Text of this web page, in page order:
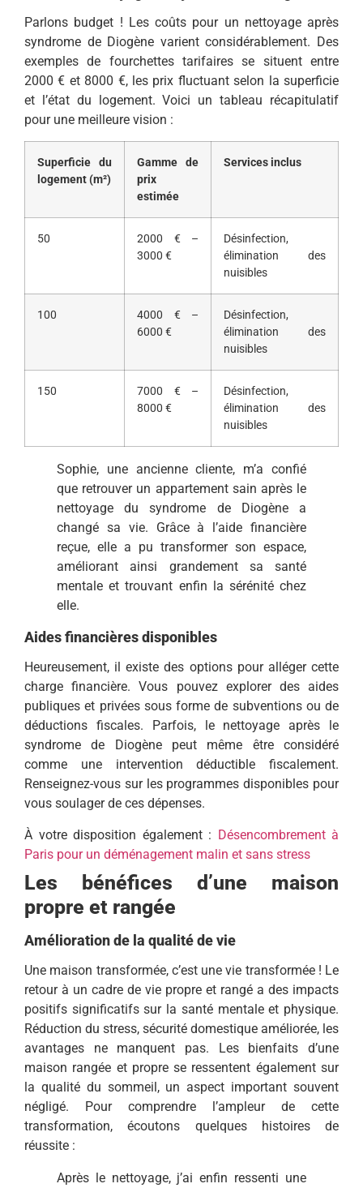
Parlons budget ! Les coûts pour un nettoyage après
syndrome de Diogène varient considérablement. Des
exemples de fourchettes tarifaires se situent entre
2000 € et 8000 €, les prix fluctuant selon la superficie
et l’état du logement. Voici un tableau récapitulatif
pour une meilleure vision :
Superficie du
logement (m²)
Gamme de
prix
estimée
Services inclus
50
2000 € –
3000 €
Désinfection,
élimination des
nuisibles
100
4000 € –
6000 €
Désinfection,
élimination des
nuisibles
150
7000 € –
8000 €
Désinfection,
élimination des
nuisibles
Sophie, une ancienne cliente, m’a confié
que retrouver un appartement sain après le
nettoyage du syndrome de Diogène a
changé sa vie. Grâce à l’aide financière
reçue, elle a pu transformer son espace,
améliorant ainsi grandement sa santé
mentale et trouvant enfin la sérénité chez
elle.
Aides financières disponibles
Heureusement, il existe des options pour alléger cette
charge financière. Vous pouvez explorer des aides
publiques et privées sous forme de subventions ou de
déductions fiscales. Parfois, le nettoyage après le
syndrome de Diogène peut même être considéré
comme une intervention déductible fiscalement.
Renseignez-vous sur les programmes disponibles pour
vous soulager de ces dépenses.
À votre disposition également : Désencombrement à
Paris pour un déménagement malin et sans stress
Les bénéfices d’une maison
propre et rangée
Amélioration de la qualité de vie
Une maison transformée, c’est une vie transformée ! Le
retour à un cadre de vie propre et rangé a des impacts
positifs significatifs sur la santé mentale et physique.
Réduction du stress, sécurité domestique améliorée, les
avantages ne manquent pas. Les bienfaits d’une
maison rangée et propre se ressentent également sur
la qualité du sommeil, un aspect important souvent
négligé. Pour comprendre l’ampleur de cette
transformation, écoutons quelques histoires de
réussite :
Après le nettoyage, j’ai enfin ressenti une